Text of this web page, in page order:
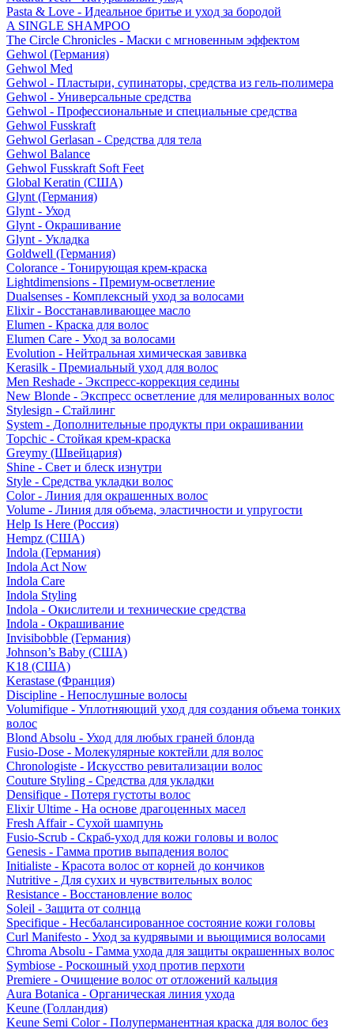
Pasta & Love - Идеальное бритье и уход за бородой
A SINGLE SHAMPOO
The Circle Chronicles - Маски с мгновенным эффектом
Gehwol (Германия)
Gehwol Med
Gehwol - Пластыри, супинаторы, средства из гель-полимера
Gehwol - Универсальные средства
Gehwol - Профессиональные и специальные средства
Gehwol Fusskraft
Gehwol Gerlasan - Средства для тела
Gehwol Balance
Gehwol Fusskraft Soft Feet
Global Keratin (США)
Glynt (Германия)
Glynt - Уход
Glynt - Окрашивание
Glynt - Укладка
Goldwell (Германия)
Colorance - Тонирующая крем-краска
Lightdimensions - Премиум-осветление
Dualsenses - Комплексный уход за волосами
Elixir - Восстанавливающее масло
Elumen - Краска для волос
Elumen Care - Уход за волосами
Evolution - Нейтральная химическая завивка
Kerasilk - Премиальный уход для волос
Men Reshade - Экспресс-коррекция седины
New Blonde - Экспресс осветление для мелированных волос
Stylesign - Стайлинг
System - Дополнительные продукты при окрашивании
Topchic - Стойкая крем-краска
Greymy (Швейцария)
Shine - Свет и блеск изнутри
Style - Средства укладки волос
Color - Линия для окрашенных волос
Volume - Линия для объема, эластичности и упругости
Help Is Here (Россия)
Hempz (США)
Indola (Германия)
Indola Act Now
Indola Care
Indola Styling
Indola - Окислители и технические средства
Indola - Окрашивание
Invisibobble (Германия)
Johnson’s Baby (США)
K18 (США)
Kerastase (Франция)
Discipline - Непослушные волосы
Volumifique - Уплотняющий уход для создания объема тонких
волос
Blond Absolu - Уход для любых граней блонда
Fusio-Dose - Молекулярные коктейли для волос
Chronologiste - Искусство ревитализации волос
Couture Styling - Средства для укладки
Densifique - Потеря густоты волос
Elixir Ultime - На основе драгоценных масел
Fresh Affair - Сухой шампунь
Fusio-Scrub - Скраб-уход для кожи головы и волос
Genesis - Гамма против выпадения волос
Initialiste - Красота волос от корней до кончиков
Nutritive - Для сухих и чувствительных волос
Resistance - Восстановление волос
Soleil - Защита от солнца
Specifique - Несбалансированное состояние кожи головы
Curl Manifesto - Уход за кудрявыми и вьющимися волосами
Chroma Absolu - Гамма ухода для защиты окрашенных волос
Symbiose - Роскошный уход против перхоти
Premiere - Очищение волос от отложений кальция
Aura Botanica - Органическая линия ухода
Keune (Голландия)
Keune Semi Color - Полуперманентная краска для волос без